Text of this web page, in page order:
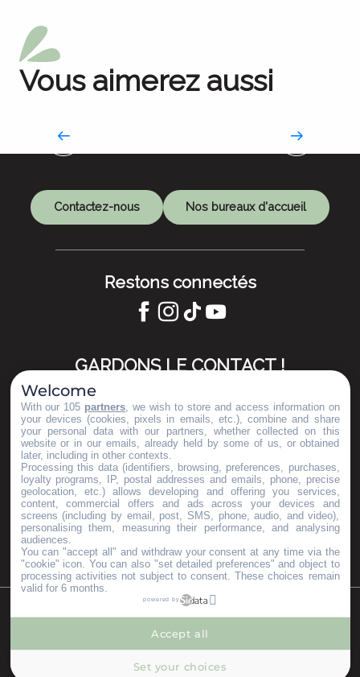
--°
Vous aimerez aussi
Métiers d’Art(isanat)
Contactez-nous Nos bureaux d'accueil
Restons connectés
GARDONS LE CONTACT !
S'inscrire à la newsletter
Nos brochures
ESPACE PRO
GROUPES
PRESSE & INFLUENCEURS
Je m'installe ici
©Copyright 2023 Mentions légalesPartenaires
Welcome
With our 105 partners , we wish to store and access information on
your devices (cookies, pixels in emails, etc.), combine and share
your personal data with our partners, whether collected on this
website or in our emails, already held by some of us, or obtained
later, including in other contexts.
Processing this data (identifiers, browsing, preferences, purchases,
loyalty programs, IP, postal addresses and emails, phone, precise
geolocation, etc.) allows developing and offering you services,
content, commercial offers and ads across your devices and
screens (including by email, post, SMS, phone, audio, and video),
personalising them, measuring their performance, and analysing
audiences.
You can "accept all" and withdraw your consent at any time via the
"cookie" icon . You can also "set detailed preferences" and object to
processing activities not subject to consent. These choices remain
valid for 6 months.
powered by
Set your choices
Accept all